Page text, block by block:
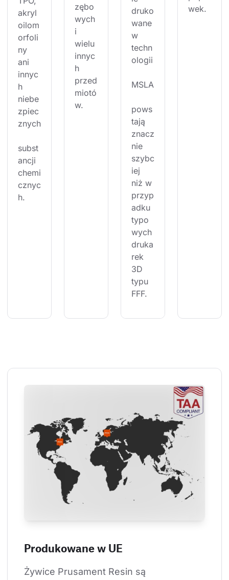
akryl
oilom
orfoli
ny
ani
innyc
h
niebe
zpiec
znych
subst
ancji
chemi
cznyc
h.
zębo
wych
i
wielu
innyc
h
przed
miotó
w.
druko
wane
w
techn
ologii
MSLA
pows
tają
znacz
nie
szybc
iej
niż w
przyp
adku
typo
wych
druka
rek
3D
typu
FFF.
wek.
Produkowane w UE
Żywice Prusament Resin są